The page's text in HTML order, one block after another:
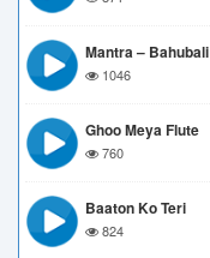
Mantra – Bahubali
1046
Ghoo Meya Flute
760
Baaton Ko Teri
824